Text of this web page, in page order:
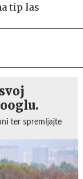
tip las
ter spremljajte